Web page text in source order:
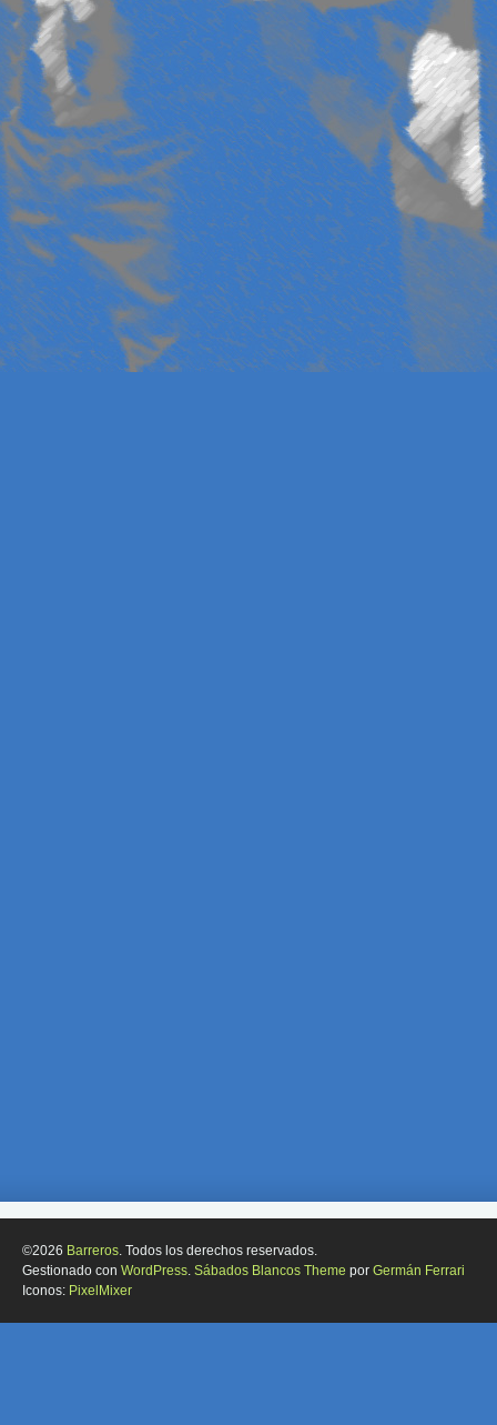
©2026 Barreros. Todos los derechos reservados.
Gestionado con WordPress. Sábados Blancos Theme por Germán Ferrari
Iconos: PixelMixer